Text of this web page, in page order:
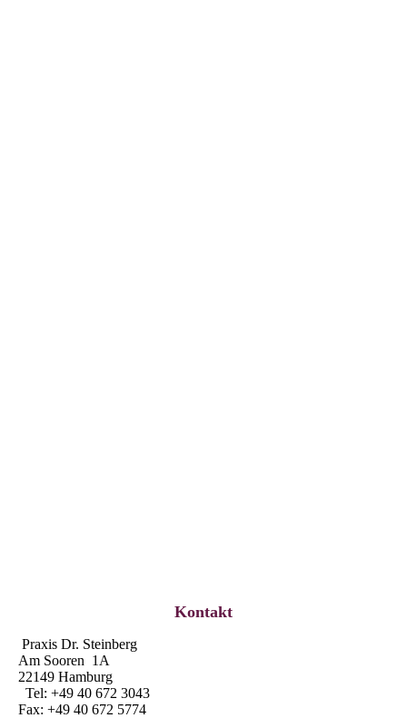
Kontakt
Praxis Dr. Steinberg
Am Sooren 1A
22149 Hamburg
Tel: +49 40 672 3043
Fax: +49 40 672 5774